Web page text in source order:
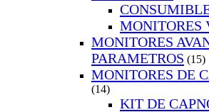
MONITORES
MONITORES
PARAMETROS (15)
MONITORES DE
(14)
KIT DE